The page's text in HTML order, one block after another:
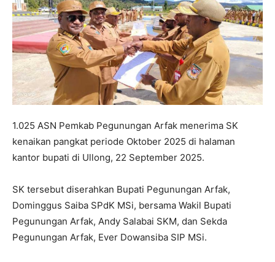
1.025 ASN Pemkab Pegunungan Arfak menerima SK
kenaikan pangkat periode Oktober 2025 di halaman
kantor bupati di Ullong, 22 September 2025.
SK tersebut diserahkan Bupati Pegunungan Arfak,
Dominggus Saiba SPdK MSi, bersama Wakil Bupati
Pegunungan Arfak, Andy Salabai SKM, dan Sekda
Pegunungan Arfak, Ever Dowansiba SIP MSi.